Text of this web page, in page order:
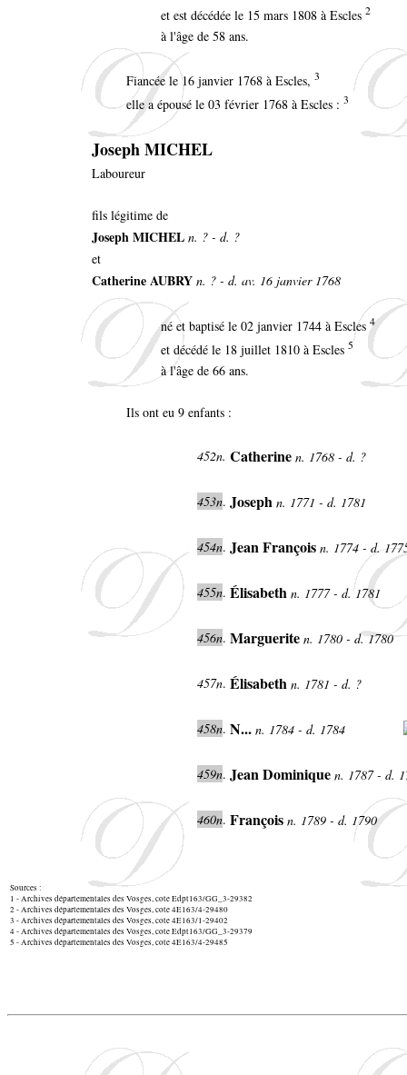
et est décédée le 15 mars 1808 à Escles 2
à l'âge de 58 ans.
Fiancée le 16 janvier 1768 à Escles, 3
elle a épousé le 03 février 1768 à Escles : 3
Joseph MICHEL
Laboureur
fils légitime de
Joseph MICHEL n. ? - d. ?
et
Catherine AUBRY n. ? - d. av. 16 janvier 1768
né et baptisé le 02 janvier 1744 à Escles 4
et décédé le 18 juillet 1810 à Escles 5
à l'âge de 66 ans.
Ils ont eu 9 enfants :
452n. Catherine n. 1768 - d. ?
453n. Joseph n. 1771 - d. 1781
454n. Jean François n. 1774 - d.
455n. Élisabeth n. 1777 - d. 1781
456n. Marguerite n. 1780 - d. 1780
457n. Élisabeth n. 1781 - d. ?
458n. N... n. 1784 - d. 1784
459n. Jean Dominique n. 1787 - d.
460n. François n. 1789 - d. 1790
Sources :
1 - Archives départementales des Vosges, cote Edpt163/GG_3-29382
2 - Archives départementales des Vosges, cote 4E163/4-29480
3 - Archives départementales des Vosges, cote 4E163/1-29402
4 - Archives départementales des Vosges, cote Edpt163/GG_3-29379
5 - Archives départementales des Vosges, cote 4E163/4-29485